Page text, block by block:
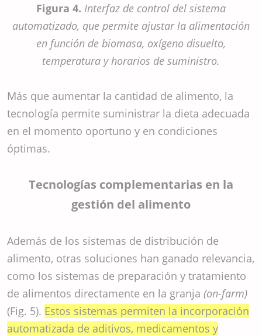
Figura 4. Interfaz de control del sistema
automatizado, que permite ajustar la alimentación
en función de biomasa, oxígeno disuelto,
temperatura y horarios de suministro.
Más que aumentar la cantidad de alimento, la
tecnología permite suministrar la dieta adecuada
en el momento oportuno y en condiciones
óptimas.
Tecnologías complementarias en la
gestión del alimento
Además de los sistemas de distribución de
alimento, otras soluciones han ganado relevancia,
como los sistemas de preparación y tratamiento
de alimentos directamente en la granja (on-farm)
(Fig. 5). Estos sistemas permiten la incorporación
automatizada de aditivos, medicamentos y